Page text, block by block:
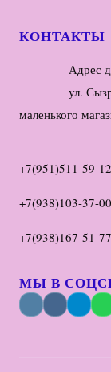
КОНТАКТЫ
ул.
маленького
+7(951)511-59-12
+7(938)103-37-00
+7(938)167-51-77
МЫ В